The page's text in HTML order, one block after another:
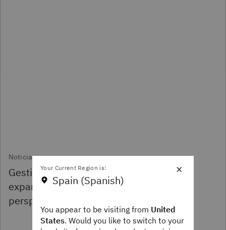
Noticias
Gestionar la velocidad, la escala y la
expansión de la IA agéntica:
perspectivas de Think 2026
×
Your Current Region is:
Spain (Spanish)
You appear to be visiting from United
States. Would you like to switch to your